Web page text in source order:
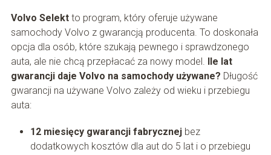
Volvo Selektto program, który oferuje używane
samochody Volvo z gwarancją producenta. To doskonała
opcja dla osób, które szukają pewnego i sprawdzonego
auta, ale nie chcą przepłacać za nowy model.
Ile lat
gwarancji daje Volvo na samochody używane? Długość
gwarancji na używane Volvo zależy od wieku i przebiegu
auta:
12 miesięcy gwarancji fabrycznejbez
dodatkowych kosztów dla aut do 5 lat i o przebiegu